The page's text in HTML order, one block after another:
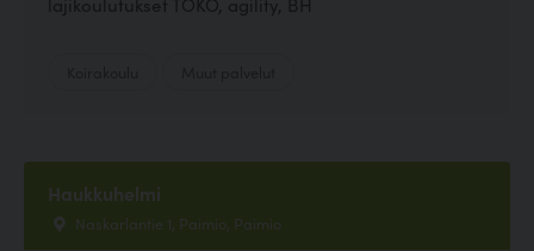
Haukkuhelmi
Naskarlantie 1, Paimio, Paimio